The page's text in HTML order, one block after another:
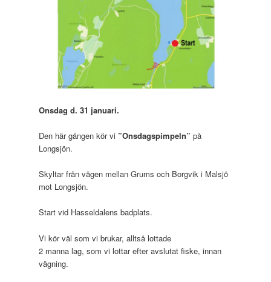
Onsdag d. 31 januari.
Den här gången kör vi ”Onsdagspimpeln”på
Longsjön.
Skyltar från vägen mellan Grums och Borgvik i Malsjö
mot Longsjön.
Start vid Hasseldalens badplats.
Vi kör väl som vi brukar, alltså lottade
2 manna lag, som vi lottar efter avslutat fiske, innan
vägning.